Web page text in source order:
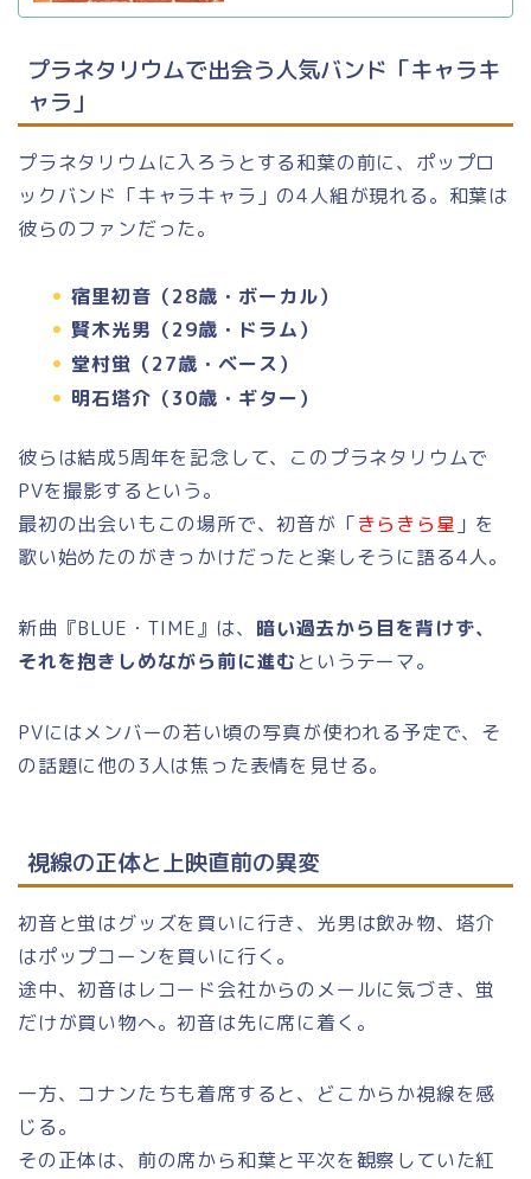
プラネタリウムで出会う人気バンド「キャラキ
ャラ」
プラネタリウムに入ろうとする和葉の前に、ポップロ
ックバンド「キャラキャラ」の4人組が現れる。和葉は
彼らのファンだった。
宿里初音（28歳・ボーカル）
賢木光男（29歳・ドラム）
堂村蛍（27歳・ベース）
明石塔介（30歳・ギター）
彼らは結成5周年を記念して、このプラネタリウムで
PVを撮影するという。
最初の出会いもこの場所で、初音が「きらきら星 」を
歌い始めたのがきっかけだったと楽しそうに語る4人。
新曲『BLUE・TIME』は、 暗い過去から目を背けず、
それを抱きしめながら前に進むというテーマ。
PVにはメンバーの若い頃の写真が使われる予定で、そ
の話題に他の3人は焦った表情を見せる。
視線の正体と上映直前の異変
初音と蛍はグッズを買いに行き、光男は飲み物、塔介
はポップコーンを買いに行く。
途中、初音はレコード会社からのメールに気づき、蛍
だけが買い物へ。初音は先に席に着く。
一方、コナンたちも着席すると、どこからか視線を感
じる。
その正体は、前の席から和葉と平次を観察していた紅